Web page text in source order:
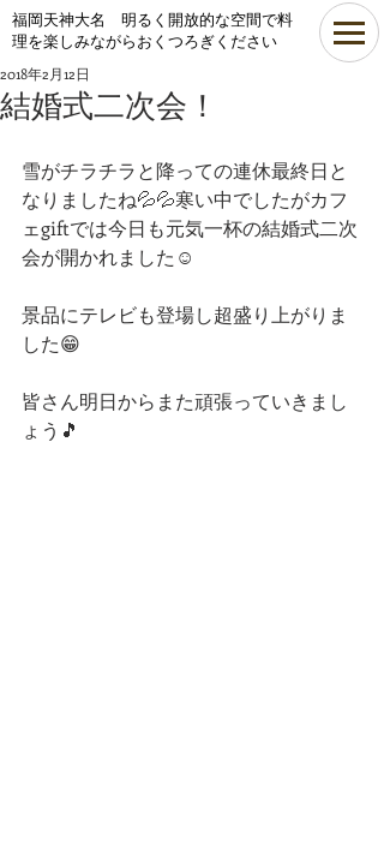
​福岡天神大名 明るく開放的な空間で料
理を楽しみながらおくつろぎください
結婚式二次会！
2018年2月12日
雪がチラチラと降っての連休最終日と
なりましたね💦💦寒い中でしたがカフ
ェgiftでは今日も元気一杯の結婚式二次
会が開かれました☺
景品にテレビも登場し超盛り上がりま
した😁
皆さん明日からまた頑張っていきまし
ょう🎵